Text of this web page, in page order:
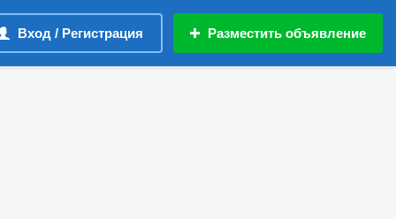
Вход / Регистрация Разместить объявление